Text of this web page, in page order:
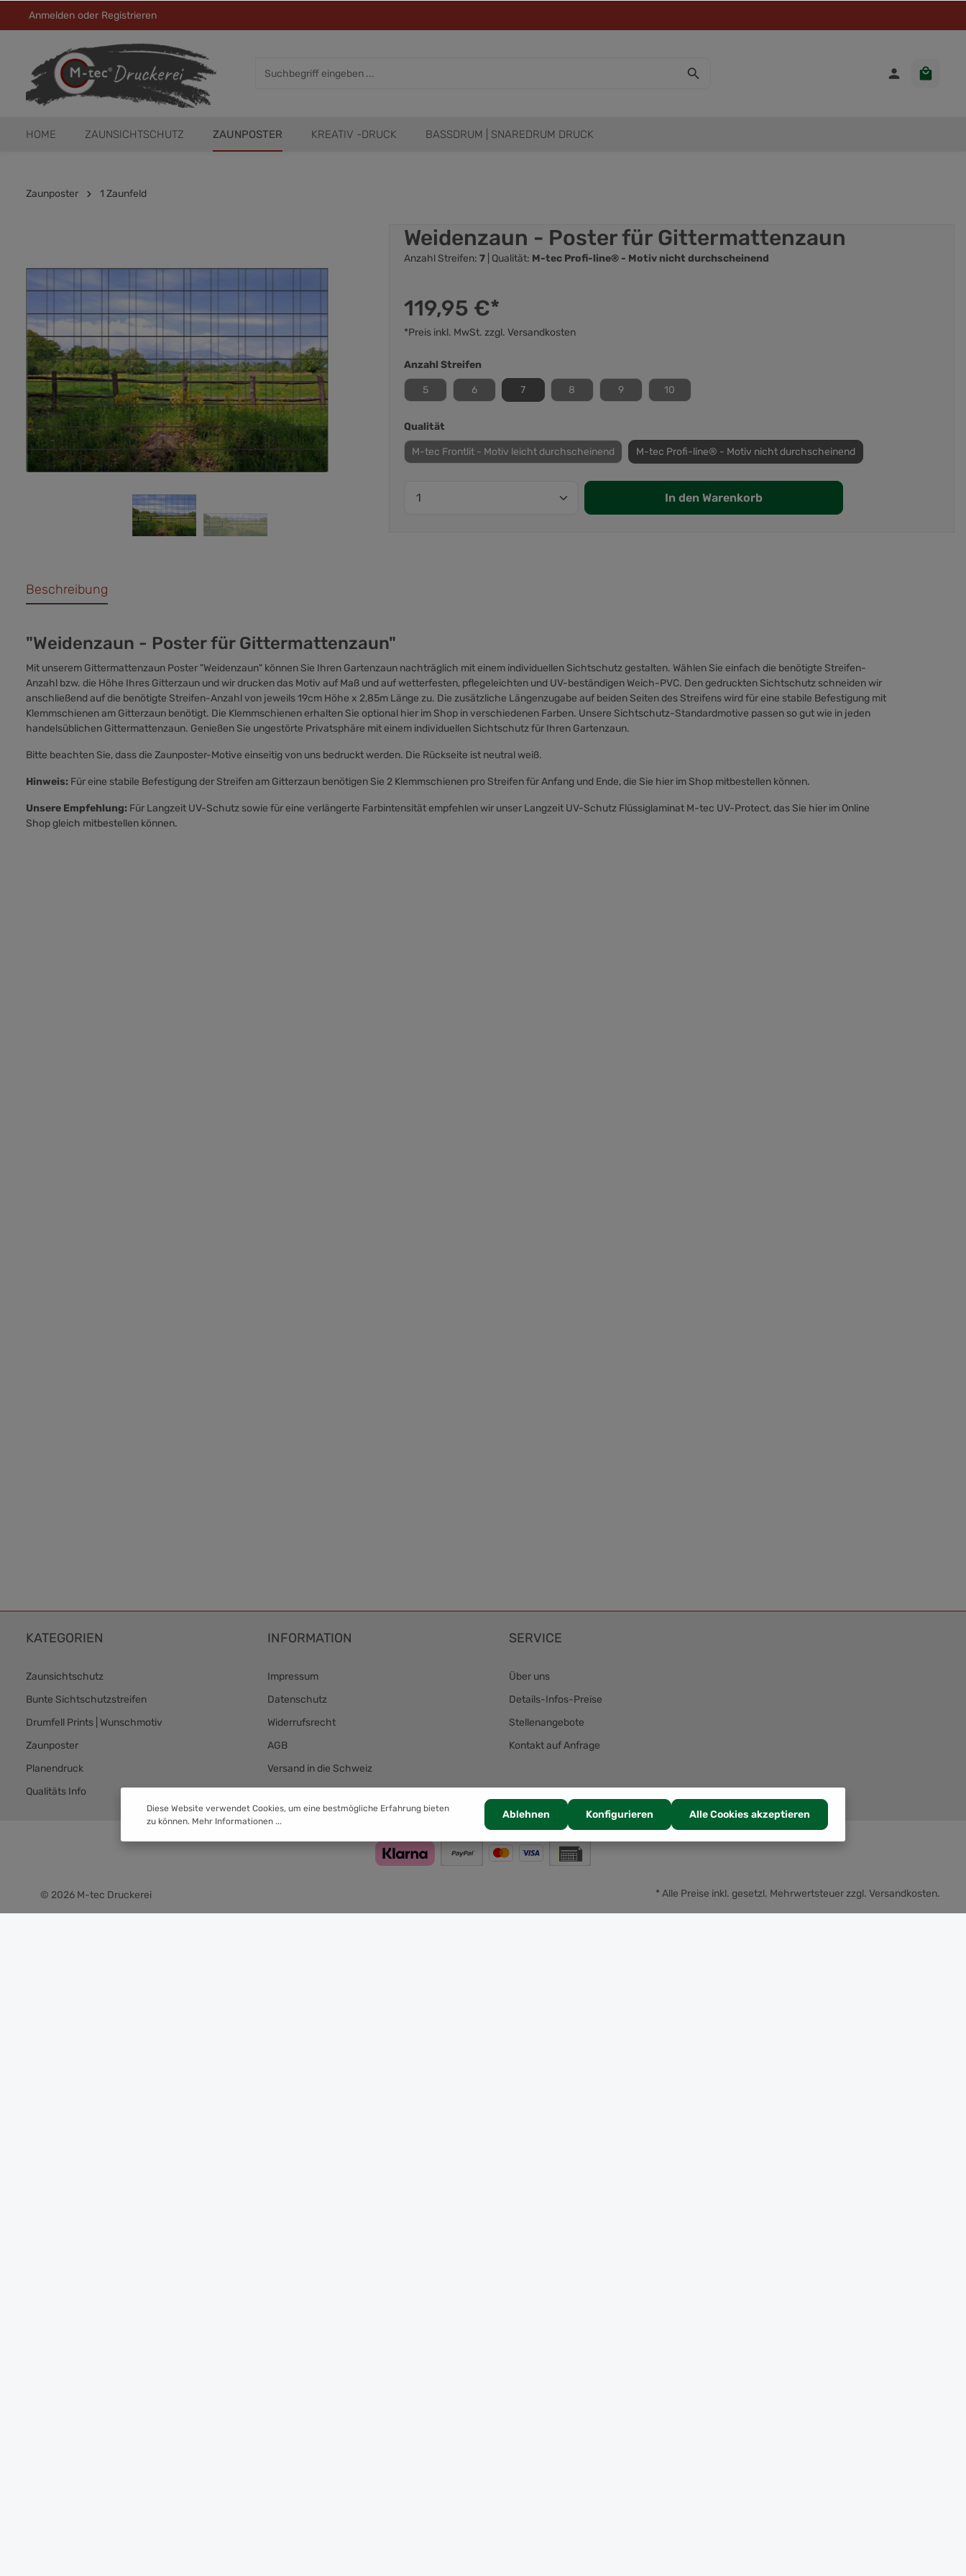
Anmelden oder Registrieren
HOME ZAUNSICHTSCHUTZ ZAUNPOSTER KREATIV -DRUCK BASSDRUM | SNAREDRUM DRUCK
Zaunposter 1 Zaunfeld
Weidenzaun - Poster für Gittermattenzaun
Anzahl Streifen: 7 | Qualität: M-tec Profi-line® - Motiv nicht durchscheinend
119,95 €*
*Preis inkl. MwSt. zzgl. Versandkosten
Anzahl Streifen
5 6 7 8 9 10
Qualität
M-tec Frontlit - Motiv leicht durchscheinend M-tec Profi-line® - Motiv nicht durchscheinend
In den Warenkorb
Beschreibung
"Weidenzaun - Poster für Gittermattenzaun"
Mit unserem Gittermattenzaun Poster "Weidenzaun" können Sie Ihren Gartenzaun nachträglich mit einem individuellen Sichtschutz gestalten. Wählen Sie einfach die benötigte Streifen-
Anzahl bzw. die Höhe Ihres Gitterzaun und wir drucken das Motiv auf Maß und auf wetterfesten, pflegeleichten und UV-beständigen Weich-PVC. Den gedruckten Sichtschutz schneiden wir
anschließend auf die benötigte Streifen-Anzahl von jeweils 19cm Höhe x 2,85m Länge zu. Die zusätzliche Längenzugabe auf beiden Seiten des Streifens wird für eine stabile Befestigung mit
Klemmschienen am Gitterzaun benötigt. Die Klemmschienen erhalten Sie optional hier im Shop in verschiedenen Farben. Unsere Sichtschutz-Standardmotive passen so gut wie in jeden
handelsüblichen Gittermattenzaun. Genießen Sie ungestörte Privatsphäre mit einem individuellen Sichtschutz für Ihren Gartenzaun.
Bitte beachten Sie, dass die Zaunposter-Motive einseitig von uns bedruckt werden. Die Rückseite ist neutral weiß.
Hinweis: Für eine stabile Befestigung der Streifen am Gitterzaun benötigen Sie 2 Klemmschienen pro Streifen für Anfang und Ende, die Sie hier im Shop mitbestellen können.
Unsere Empfehlung: Für Langzeit UV-Schutz sowie für eine verlängerte Farbintensität empfehlen wir unser Langzeit UV-Schutz Flüssiglaminat M-tec UV-Protect, das Sie hier im Online
Shop gleich mitbestellen können.
KATEGORIEN
Zaunsichtschutz
Bunte Sichtschutzstreifen
Drumfell Prints | Wunschmotiv
Zaunposter
Planendruck
Qualitäts Info
INFORMATION
Impressum
Datenschutz
Widerrufsrecht
AGB
Versand in die Schweiz
Versand & Zahlung
SERVICE
Über uns
Details-Infos-Preise
Stellenangebote
Kontakt auf Anfrage
© 2026 M-tec Druckerei * Alle Preise inkl. gesetzl. Mehrwertsteuer zzgl. Versandkosten.
Diese Website verwendet Cookies, um eine bestmögliche Erfahrung bieten
zu können. Mehr Informationen ...
Ablehnen Konfigurieren Alle Cookies akzeptieren